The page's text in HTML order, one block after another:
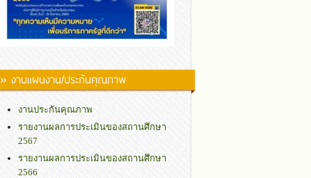
» งานแผนงาน/ประกันคุณภาพ
งานประกันคุณภาพ
รายงานผลการประเมินของสถานศึกษา
2567
รายงานผลการประเมินของสถานศึกษา
2566